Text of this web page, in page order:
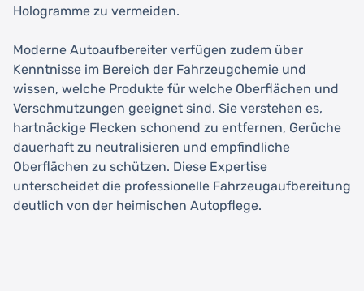
Hologramme zu vermeiden.
Moderne Autoaufbereiter verfügen zudem über
Kenntnisse im Bereich der Fahrzeugchemie und
wissen, welche Produkte für welche Oberflächen und
Verschmutzungen geeignet sind. Sie verstehen es,
hartnäckige Flecken schonend zu entfernen, Gerüche
dauerhaft zu neutralisieren und empfindliche
Oberflächen zu schützen. Diese Expertise
unterscheidet die professionelle Fahrzeugaufbereitung
deutlich von der heimischen Autopflege.